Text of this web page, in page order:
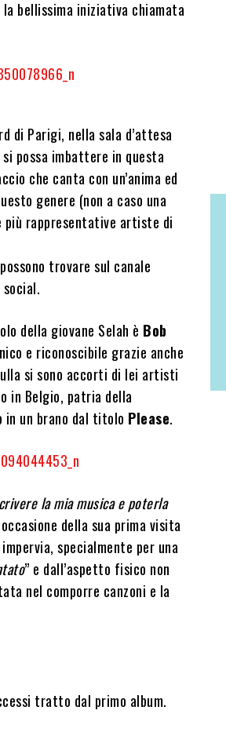
bellissima iniziativa chiamata
di Parigi, nella sala d’attesa
possa imbattere in questa
che canta con un’anima ed
genere (non a caso una
più rappresentative artiste di
trovare sul canale
della giovane Selah è Bob
e riconoscibile grazie anche
si sono accorti di lei artisti
in Belgio, patria della
un brano dal titolo Please.
la mia musica e poterla
della sua prima visita
specialmente per una
” e dall’aspetto fisico non
nel comporre canzoni e la
tratto dal primo album.